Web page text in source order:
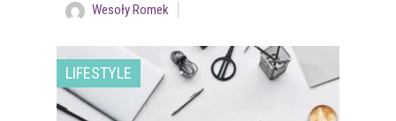
Wesoły Romek
LIFESTYLE